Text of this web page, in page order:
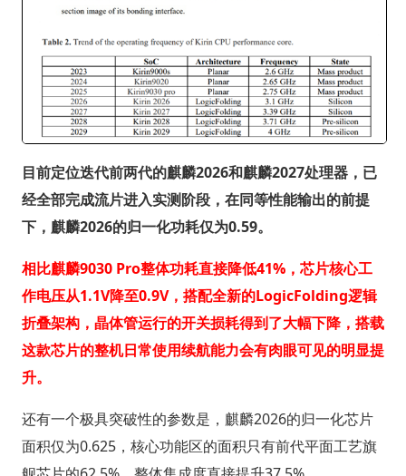
目前定位迭代前两代的麒麟2026和麒麟2027处理器，已
经全部完成流片进入实测阶段，在同等性能输出的前提
下，麒麟2026的归一化功耗仅为0.59。
相比麒麟9030 Pro整体功耗直接降低41%，芯片核心工
作电压从1.1V降至0.9V，搭配全新的LogicFolding逻辑
折叠架构，晶体管运行的开关损耗得到了大幅下降，搭载
这款芯片的整机日常使用续航能力会有肉眼可见的明显提
升。
还有一个极具突破性的参数是，麒麟2026的归一化芯片
面积仅为0.625，核心功能区的面积只有前代平面工艺旗